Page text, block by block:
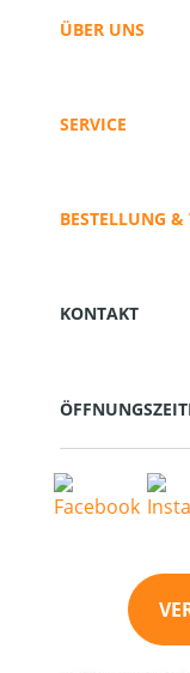
ÜBER UNS
SERVICE
BESTELLUNG &
KONTAKT